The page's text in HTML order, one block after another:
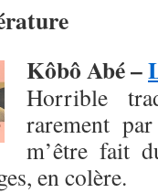
Kôbô Abé –
Horrible
rarement
m’être fait
en colère.